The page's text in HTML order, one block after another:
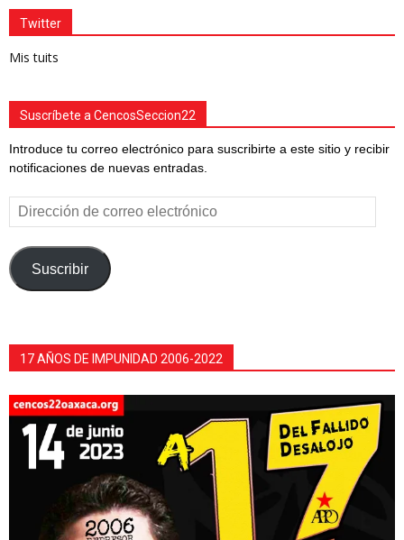
Twitter
Mis tuits
Suscríbete a CencosSeccion22
Introduce tu correo electrónico para suscribirte a este sitio y recibir
notificaciones de nuevas entradas.
Dirección
de
correo
electrónico
Suscribir
17 AÑOS DE IMPUNIDAD 2006-2022